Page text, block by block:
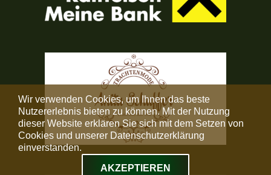
Wir verwenden Cookies, um Ihnen das beste
Nutzererlebnis bieten zu können. Mit der Nutzung
dieser Website erklären Sie sich mit dem Setzen von
Cookies und unserer Datenschutzerklärung
einverstanden.
AKZEPTIEREN